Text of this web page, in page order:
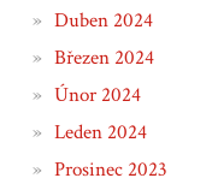
Duben 2024
Březen 2024
Únor 2024
Leden 2024
Prosinec 2023